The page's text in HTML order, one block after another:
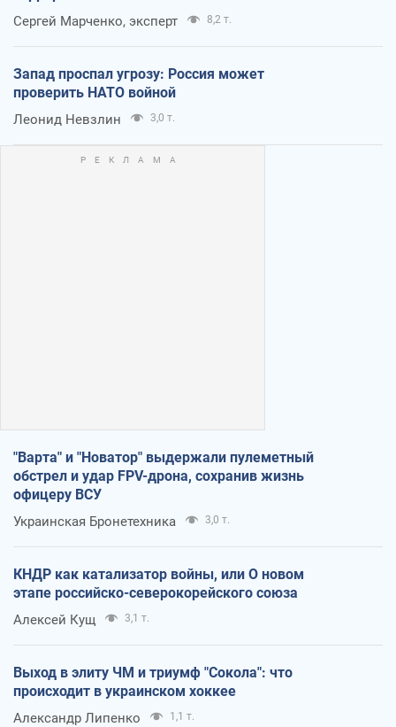
Сергей Марченко, эксперт 8,2 т.
Запад проспал угрозу: Россия может
проверить НАТО войной
Леонид Невзлин 3,0 т.
"Варта" и "Новатор" выдержали пулеметный
обстрел и удар FPV-дрона, сохранив жизнь
офицеру ВСУ
Украинская Бронетехника 3,0 т.
КНДР как катализатор войны, или О новом
этапе российско-северокорейского союза
Алексей Кущ 3,1 т.
Выход в элиту ЧМ и триумф "Сокола": что
происходит в украинском хоккее
Александр Липенко 1,1 т.